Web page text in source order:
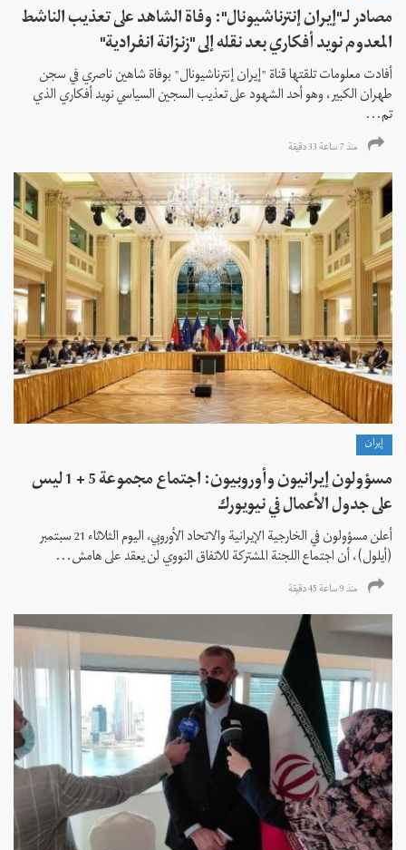
مصادر لـ"إيران إنترناشيونال": وفاة الشاهد على تعذيب الناشط
المعدوم نويد أفكاري بعد نقله إلى "زنزانة انفرادية"
أفادت معلومات تلقتها قناة "إيران إنترناشيونال" بوفاة شاهين ناصري في سجن
طهران الكبير، وهو أحد الشهود على تعذيب السجين السياسي نويد أفكاري الذي
تم...
منذ 7 ساعة 33 دقیقة
إيران
مسؤولون إيرانيون وأوروبيون: اجتماع مجموعة 5 + 1 ليس
على جدول الأعمال في نيويورك
أعلن مسؤولون في الخارجية الإيرانية والاتحاد الأوروبي، اليوم الثلاثاء 21 سبتمبر
(أيلول)، أن اجتماع اللجنة المشتركة للاتفاق النووي لن يعقد على هامش...
منذ 9 ساعة 45 دقیقة